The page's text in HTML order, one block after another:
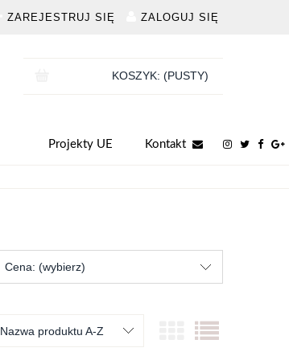
ZAREJESTRUJ SIĘ ZALOGUJ SIĘ
KOSZYK: (PUSTY)
Kontakt
Projekty UE
Cena: (wybierz)
Nazwa produktu A-Z